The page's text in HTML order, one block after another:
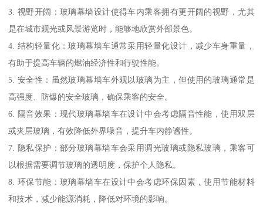
3. 视野开阔：玻璃幕墙设计使得车内乘客拥有更开阔的视野，尤其
是在城市观光或风景游览时，能够地欣赏外部景色。
4. 结构轻量化：玻璃幕墙车通常采用轻量化设计，减少车身重量，
有助于提高车辆的燃油经济性和行驶性能。
5. 安全性：虽然玻璃幕墙车外观以玻璃为主，但使用的玻璃通常是
高强度、防爆的安全玻璃，确保乘客的安全。
6. 隔音效果：现代玻璃幕墙车在设计中会考虑隔音性能，使用双层
或夹层玻璃，有效降低外界噪音，提升车内静谧性。
7. 隐私保护：部分玻璃幕墙车会采用调光玻璃或隐私玻璃，乘客可
以根据需要调节玻璃的透明度，保护个人隐私。
8. 环保节能：玻璃幕墙车在设计中会考虑环保因素，使用节能材料
和技术，减少能源消耗，降低对环境的影响。